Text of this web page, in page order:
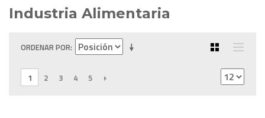
Industria Alimentaria
ORDENAR POR
1 2 3 4 5 SIGUIENTE